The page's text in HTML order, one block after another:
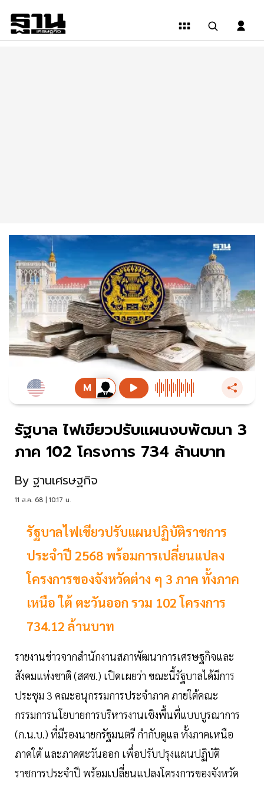
รัฐบาล ไฟเขียวปรับแผนงบพัฒนา 3
ภาค 102 โครงการ 734 ล้านบาท
By ฐานเศรษฐกิจ
11 ส.ค. 68 | 10:17 น.
รัฐบาลไฟเขียวปรับแผนปฏิบัติราชการ
ประจำปี 2568 พร้อมการเปลี่ยนแปลง
โครงการของจังหวัดต่าง ๆ 3 ภาค ทั้งภาค
เหนือ ใต้ ตะวันออก รวม 102 โครงการ
734.12 ล้านบาท
รายงานข่าวจากสำนักงานสภาพัฒนาการเศรษฐกิจและ
สังคมแห่งชาติ (สศช.) เปิดเผยว่า ขณะนี้รัฐบาลได้มีการ
ประชุม 3 คณะอนุกรรมการประจำภาค ภายใต้คณะ
กรรมการนโยบายการบริหารงานเชิงพื้นที่แบบบูรณาการ
(ก.น.บ.) ที่มีรองนายกรัฐมนตรี กำกับดูแล ทั้งภาคเหนือ
ภาคใต้ และภาคตะวันออก เพื่อปรับปรุงแผนปฏิบัติ
ราชการประจำปี พร้อมเปลี่ยนแปลงโครงการของจังหวัด